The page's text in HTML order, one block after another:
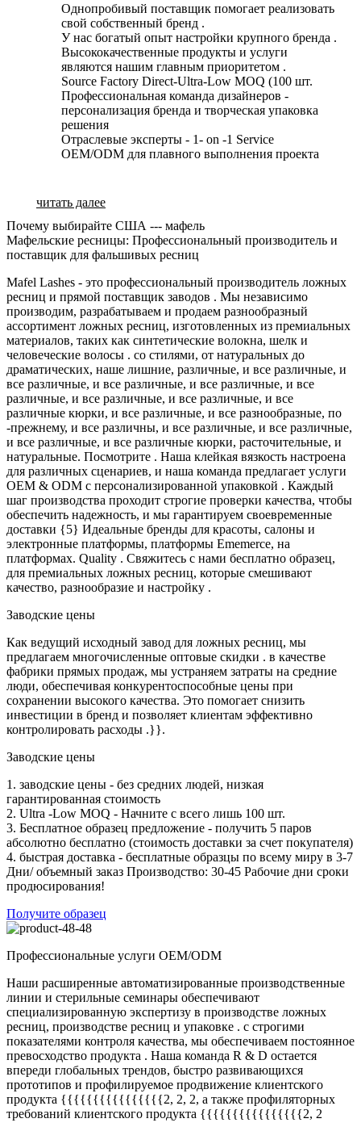
Однопробивый поставщик помогает реализовать
свой собственный бренд .
У нас богатый опыт настройки крупного бренда .
Высококачественные продукты и услуги
являются нашим главным приоритетом .
Source Factory Direct-Ultra-Low MOQ (100 шт.
Профессиональная команда дизайнеров -
персонализация бренда и творческая упаковка
решения
Отраслевые эксперты - 1- on -1 Service
OEM/ODM для плавного выполнения проекта
читать далее
Почему выбирайте США --- мафель
Мафельские ресницы: Профессиональный производитель и
поставщик для фальшивых ресниц
Mafel Lashes - это профессиональный производитель ложных
ресниц и прямой поставщик заводов . Мы независимо
производим, разрабатываем и продаем разнообразный
ассортимент ложных ресниц, изготовленных из премиальных
материалов, таких как синтетические волокна, шелк и
человеческие волосы . со стилями, от натуральных до
драматических, наше лишние, различные, и все различные, и
все различные, и все различные, и все различные, и все
различные, и все различные, и все различные, и все
различные кюрки, и все различные, и все разнообразные, по
-прежнему, и все различны, и все различные, и все различные,
и все различные, и все различные кюрки, расточительные, и
натуральные. Посмотрите . Наша клейкая вязкость настроена
для различных сценариев, и наша команда предлагает услуги
OEM & ODM с персонализированной упаковкой . Каждый
шаг производства проходит строгие проверки качества, чтобы
обеспечить надежность, и мы гарантируем своевременные
доставки {5} Идеальные бренды для красоты, салоны и
электронные платформы, платформы Ememerce, на
платформах. Quality . Свяжитесь с нами бесплатно образец,
для премиальных ложных ресниц, которые смешивают
качество, разнообразие и настройку .
Заводские цены
Как ведущий исходный завод для ложных ресниц, мы
предлагаем многочисленные оптовые скидки . в качестве
фабрики прямых продаж, мы устраняем затраты на средние
люди, обеспечивая конкурентоспособные цены при
сохранении высокого качества. Это помогает снизить
инвестиции в бренд и позволяет клиентам эффективно
контролировать расходы .}}.
Заводские цены
1. заводские цены - без средних людей, низкая
гарантированная стоимость
2. Ultra -Low MOQ - Начните с всего лишь 100 шт.
3. Бесплатное образец предложение - получить 5 паров
абсолютно бесплатно (стоимость доставки за счет покупателя)
4. быстрая доставка - бесплатные образцы по всему миру в 3-7
Дни/ объемный заказ Производство: 30-45 Рабочие дни сроки
продюсирования!
Получите образец
Профессиональные услуги OEM/ODM
Наши расширенные автоматизированные производственные
линии и стерильные семинары обеспечивают
специализированную экспертизу в производстве ложных
ресниц, производстве ресниц и упаковке . с строгими
показателями контроля качества, мы обеспечиваем постоянное
превосходство продукта . Наша команда R & D остается
впереди глобальных трендов, быстро развивающихся
прототипов и профилируемое продвижение клиентского
продукта {{{{{{{{{{{{{{{{2, 2, 2, а также профиляторных
требований клиентского продукта {{{{{{{{{{{{{{{{2, 2